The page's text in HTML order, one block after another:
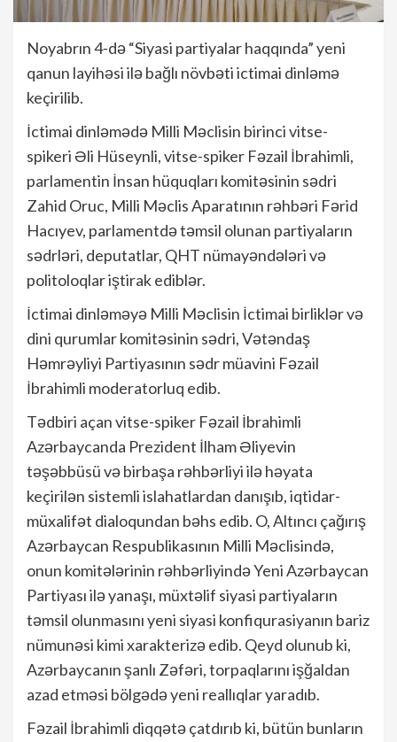
Noyabrın 4-də “Siyasi partiyalar haqqında” yeni
qanun layihəsi ilə bağlı növbəti ictimai dinləmə
keçirilib.
İctimai dinləmədə Milli Məclisin birinci vitse-
spikeri Əli Hüseynli, vitse-spiker Fəzail İbrahimli,
parlamentin İnsan hüquqları komitəsinin sədri
Zahid Oruc, Milli Məclis Aparatının rəhbəri Fərid
Hacıyev, parlamentdə təmsil olunan partiyaların
sədrləri, deputatlar, QHT nümayəndələri və
politoloqlar iştirak ediblər.
İctimai dinləməyə Milli Məclisin İctimai birliklər və
dini qurumlar komitəsinin sədri, Vətəndaş
Həmrəyliyi Partiyasının sədr müavini Fəzail
İbrahimli moderatorluq edib.
Tədbiri açan vitse-spiker Fəzail İbrahimli
Azərbaycanda Prezident İlham Əliyevin
təşəbbüsü və birbaşa rəhbərliyi ilə həyata
keçirilən sistemli islahatlardan danışıb, iqtidar-
müxalifət dialoqundan bəhs edib. O, Altıncı çağırış
Azərbaycan Respublikasının Milli Məclisində,
onun komitələrinin rəhbərliyində Yeni Azərbaycan
Partiyası ilə yanaşı, müxtəlif siyasi partiyaların
təmsil olunmasını yeni siyasi konfiqurasiyanın bariz
nümunəsi kimi xarakterizə edib. Qeyd olunub ki,
Azərbaycanın şanlı Zəfəri, torpaqlarını işğaldan
azad etməsi bölgədə yeni reallıqlar yaradıb.
Fəzail İbrahimli diqqətə çatdırıb ki, bütün bunların